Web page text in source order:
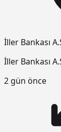
İller Bankası
İller Bankası
2 gün önce